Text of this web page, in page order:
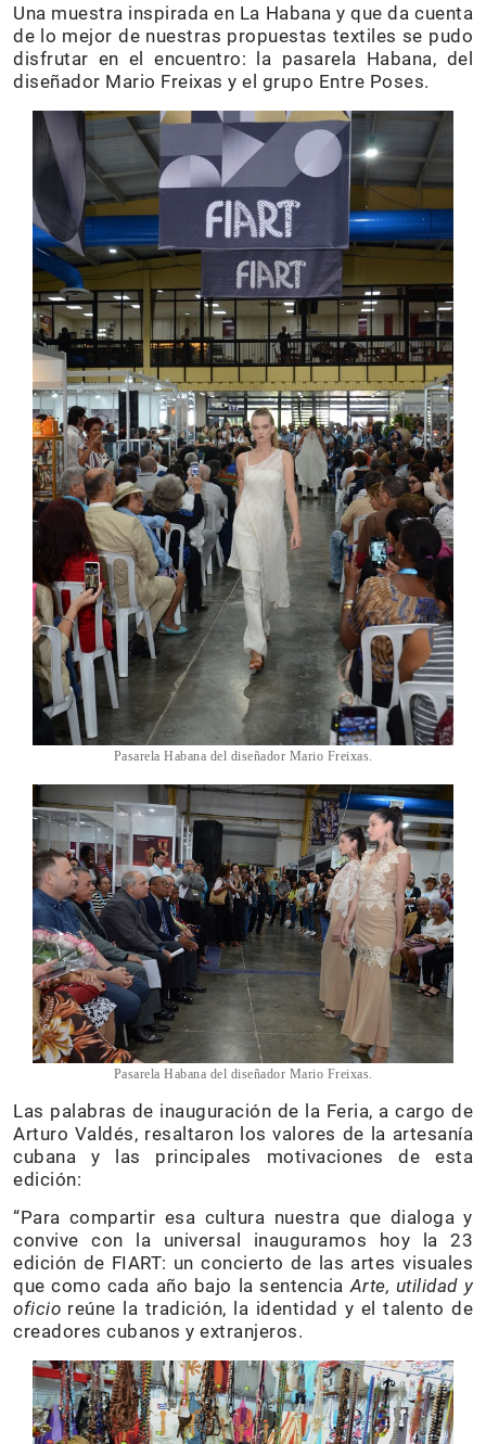
Una muestra inspirada en La Habana y que da cuenta
de lo mejor de nuestras propuestas textiles se pudo
disfrutar en el encuentro: la pasarela Habana, del
diseñador Mario Freixas y el grupo Entre Poses.
Pasarela Habana del diseñador Mario Freixas.
Pasarela Habana del diseñador Mario Freixas.
Las palabras de inauguración de la Feria, a cargo de
Arturo Valdés, resaltaron los valores de la artesanía
cubana y las principales motivaciones de esta
edición:
“Para compartir esa cultura nuestra que dialoga y
convive con la universal inauguramos hoy la 23
edición de FIART: un concierto de las artes visuales
que como cada año bajo la sentencia Arte, utilidad y
oficio reúne la tradición, la identidad y el talento de
creadores cubanos y extranjeros.